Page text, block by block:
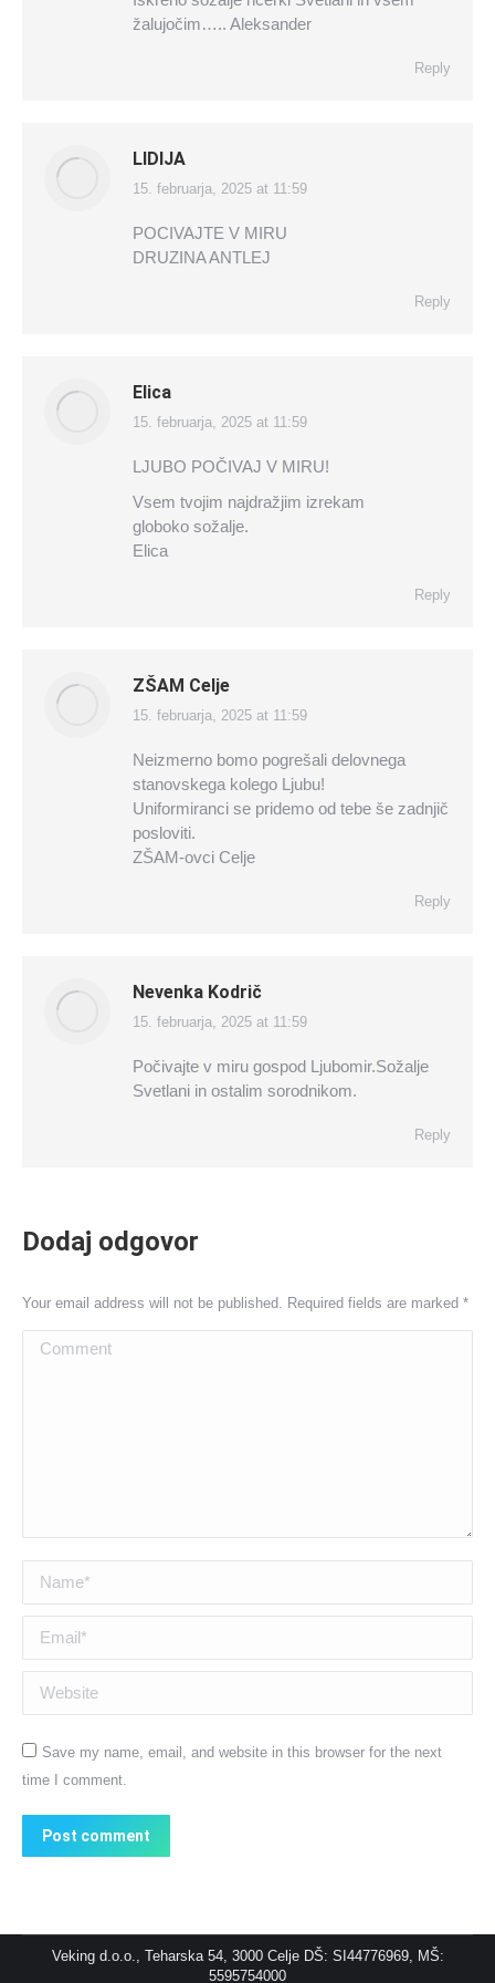
žalujočim….. Aleksander
Reply
LIDIJA
says:
15. februarja, 2025 at 11:59
POCIVAJTE V MIRU
DRUZINA ANTLEJ
Reply
Elica
says:
15. februarja, 2025 at 11:59
LJUBO POČIVAJ V MIRU!
Vsem tvojim najdražjim izrekam
globoko sožalje.
Elica
Reply
ZŠAM Celje
says:
15. februarja, 2025 at 11:59
Neizmerno bomo pogrešali delovnega
stanovskega kolego Ljubu!
Uniformiranci se pridemo od tebe še zadnjič
posloviti.
ZŠAM-ovci Celje
Reply
Nevenka Kodrič
says:
15. februarja, 2025 at 11:59
Počivajte v miru gospod Ljubomir.Sožalje
Svetlani in ostalim sorodnikom.
Reply
Dodaj odgovor
Your email address will not be published. Required fields are marked *
Comment
Name *
Email *
Website
Save my name, email, and website in this browser for the next
time I comment.
Post comment
Veking d.o.o., Teharska 54, 3000 Celje DŠ: SI44776969, MŠ:
5595754000